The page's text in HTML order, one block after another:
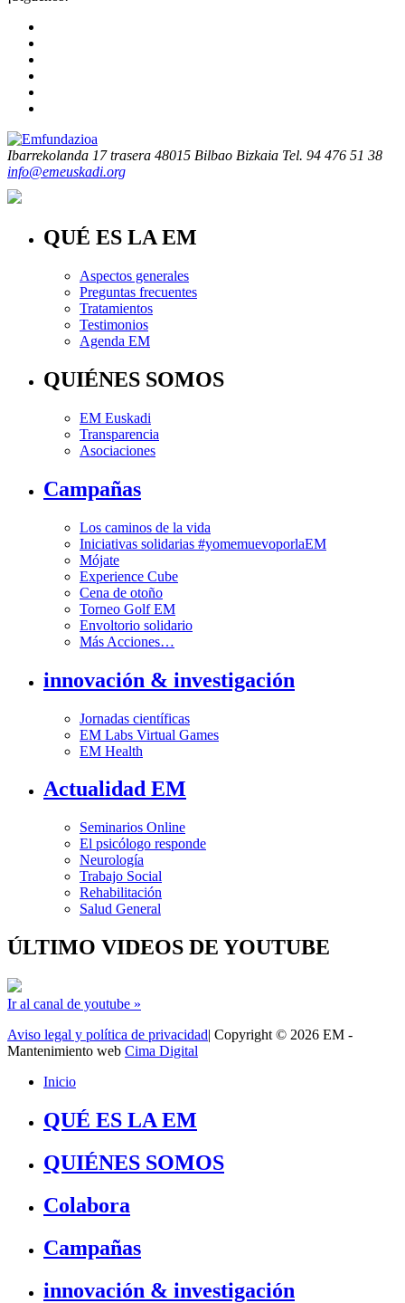
Ibarrekolanda 17 trasera 48015 Bilbao Bizkaia Tel. 94 476 51 38
info@emeuskadi.org
QUÉ ES LA EM
Aspectos generales
Preguntas frecuentes
Tratamientos
Testimonios
Agenda EM
QUIÉNES SOMOS
EM Euskadi
Transparencia
Asociaciones
Campañas
Los caminos de la vida
Iniciativas solidarias #yomemuevoporlaEM
Mójate
Experience Cube
Cena de otoño
Torneo Golf EM
Envoltorio solidario
Más Acciones…
innovación & investigación
Jornadas científicas
EM Labs Virtual Games
EM Health
Actualidad EM
Seminarios Online
El psicólogo responde
Neurología
Trabajo Social
Rehabilitación
Salud General
ÚLTIMO VIDEOS DE YOUTUBE
Ir al canal de youtube »
Aviso legal y política de privacidad| Copyright © 2026 EM -
Mantenimiento web Cima Digital
Inicio
QUÉ ES LA EM
QUIÉNES SOMOS
Colabora
Campañas
innovación & investigación